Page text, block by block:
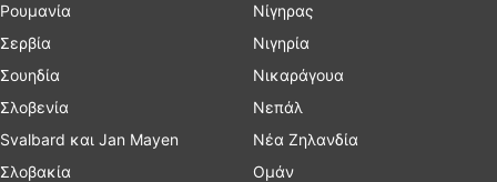
Ρουμανία
Σερβία
Σουηδία
Σλοβενία
Svalbard και Jan Mayen
Σλοβακία
Νίγηρας
Νιγηρία
Νικαράγουα
Νεπάλ
Νέα Ζηλανδία
Ομάν